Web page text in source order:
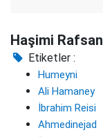
Haşimi
Etiketler :
Humeyni
Ali Hamaney
İbrahim Reisi
Ahmedinejad